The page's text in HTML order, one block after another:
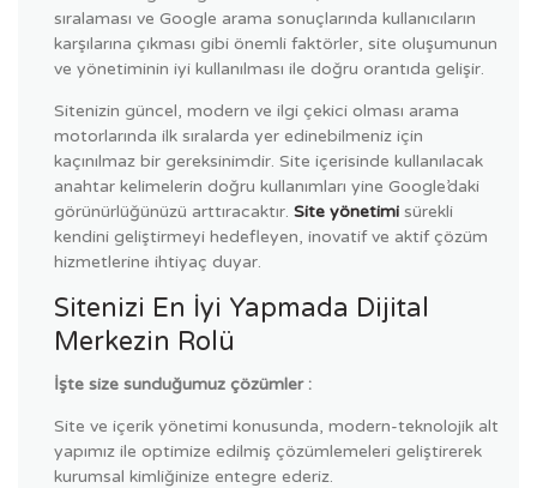
sıralaması ve Google arama sonuçlarında kullanıcıların
karşılarına çıkması gibi önemli faktörler, site oluşumunun
ve yönetiminin iyi kullanılması ile doğru orantıda gelişir.
Sitenizin güncel, modern ve ilgi çekici olması arama
motorlarında ilk sıralarda yer edinebilmeniz için
kaçınılmaz bir gereksinimdir. Site içerisinde kullanılacak
anahtar kelimelerin doğru kullanımları yine Google’daki
görünürlüğünüzü arttıracaktır. Site yönetimi sürekli
kendini geliştirmeyi hedefleyen, inovatif ve aktif çözüm
hizmetlerine ihtiyaç duyar.
Sitenizi En İyi Yapmada Dijital
Merkezin Rolü
İşte size sunduğumuz çözümler :
Site ve içerik yönetimi konusunda, modern-teknolojik alt
yapımız ile optimize edilmiş çözümlemeleri geliştirerek
kurumsal kimliğinize entegre ederiz.